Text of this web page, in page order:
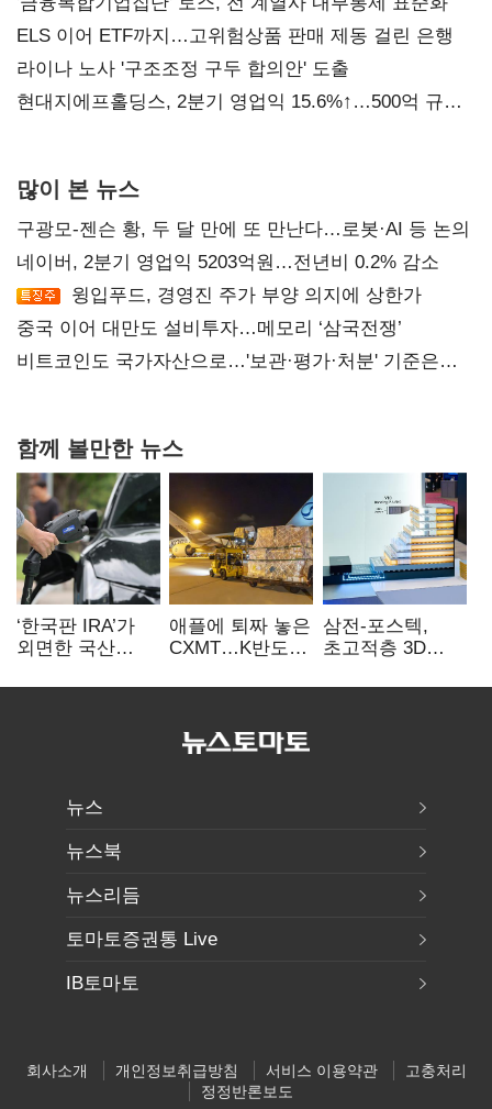
ELS 이어 ETF까지…고위험상품 판매 제동 걸린 은행
라이나 노사 '구조조정 구두 합의안' 도출
현대지에프홀딩스, 2분기 영업익 15.6%↑…500억 규모
많이 본 뉴스
구광모-젠슨 황, 두 달 만에 또 만난다…로봇·AI 등 논의
네이버, 2분기 영업익 5203억원…전년비 0.2% 감소
윙입푸드, 경영진 주가 부양 의지에 상한가
중국 이어 대만도 설비투자…메모리 ‘삼국전쟁’
비트코인도 국가자산으로…'보관·평가·처분' 기준은
함께 볼만한 뉴스
‘한국판 IRA’가
외면한 국산
실효성에 ‘의문’
애플에 퇴짜 놓은
CXMT…K반도체
삼전-포스텍,
초고적층 3D
성능·전력효율
뉴스
뉴스북
뉴스리듬
토마토증권통 Live
IB토마토
회사소개 개인정보취급방침 서비스 이용약관
고충처리
정정반론보도